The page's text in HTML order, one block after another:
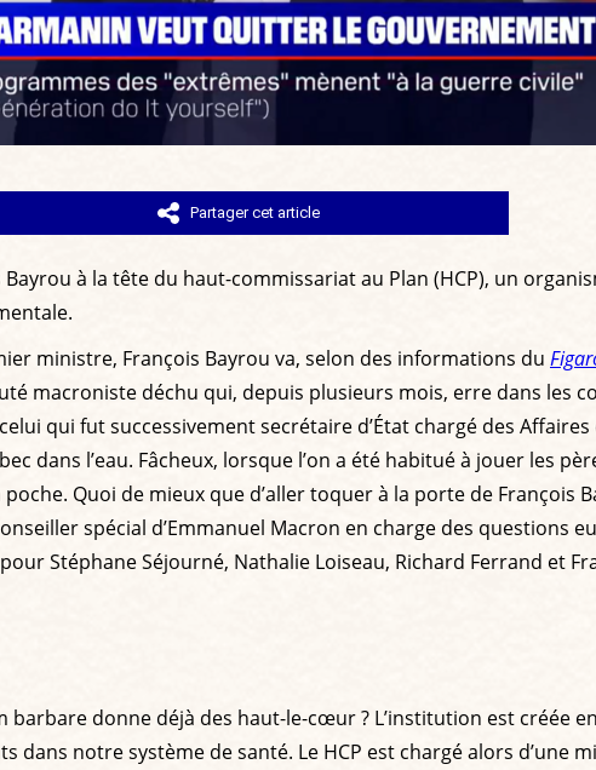
Partager cet article
à la tête du haut-commissariat au Plan (HCP), un
ministre, François Bayrou va, selon des informations du
macroniste déchu qui, depuis plusieurs mois, erre dans les
qui fut successivement secrétaire d’État chargé des
dans l’eau. Fâcheux, lorsque l’on a été habitué à jouer les
poche. Quoi de mieux que d’aller toquer à la porte de François
spécial d’Emmanuel Macron en charge des questions
Stéphane Séjourné, Nathalie Loiseau, Richard Ferrand et
barbare donne déjà des haut-le-cœur ? L’institution est créée
notre système de santé. Le HCP est chargé alors d’une